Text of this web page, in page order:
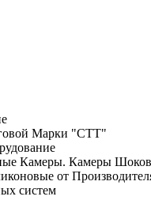
Марки "СТТ"
Камеры. Камеры
от
систем